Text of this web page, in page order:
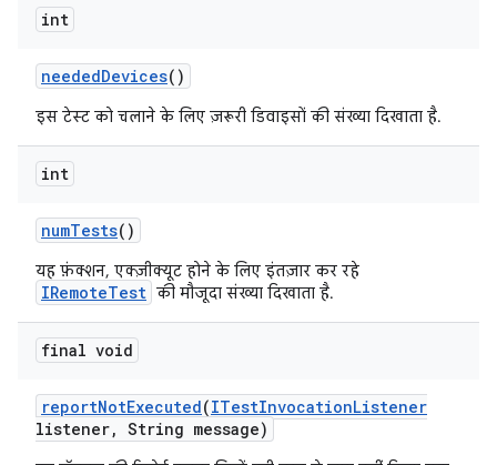
int
neededDevices()
इस टेस्ट को चलाने के लिए ज़रूरी डिवाइसों की संख्या दिखाता है.
int
numTests()
यह फ़ंक्शन, एक्ज़ीक्यूट होने के लिए इंतज़ार कर रहे
IRemoteTest की मौजूदा संख्या दिखाता है.
final void
reportNotExecuted(ITestInvocationListener
listener, String message)